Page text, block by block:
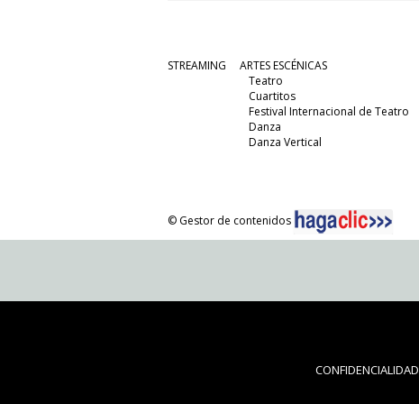
STREAMING
ARTES ESCÉNICAS
Teatro
Cuartitos
Festival Internacional de Teatro
Danza
Danza Vertical
© Gestor de contenidos
CONFIDENCIALIDAD